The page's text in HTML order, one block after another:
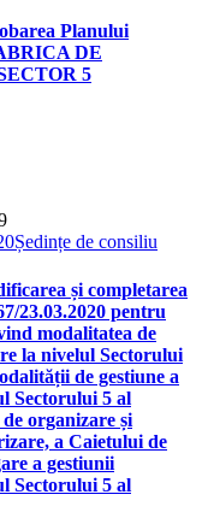
Planului
DE
5
Ședințe de consiliu
și completarea
23.03.2020 pentru
modalitatea de
la nivelul Sectorului
de gestiune a
Sectorului 5 al
organizare și
a Caietului de
a gestiunii
Sectorului 5 al